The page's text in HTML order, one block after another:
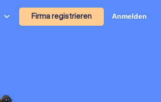
Firma registrieren Anmelden